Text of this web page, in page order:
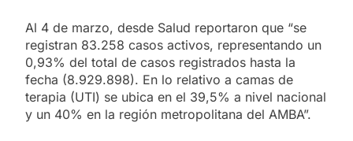
Al 4 de marzo, desde Salud reportaron que “se
registran 83.258 casos activos, representando un
0,93% del total de casos registrados hasta la
fecha (8.929.898). En lo relativo a camas de
terapia (UTI) se ubica en el 39,5% a nivel nacional
y un 40% en la región metropolitana del AMBA”.